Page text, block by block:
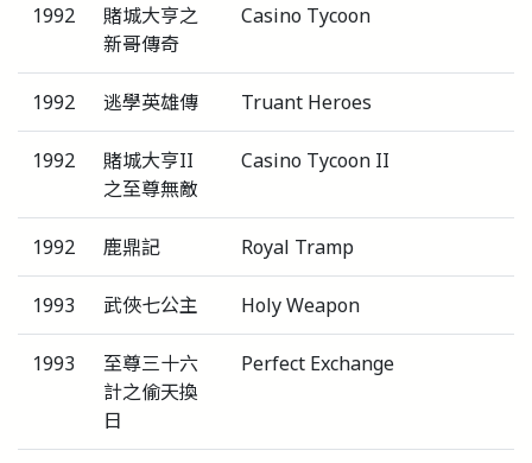
1992
賭城大亨之
新哥傳奇
Casino Tycoon
1992 逃學英雄傳 Truant Heroes
1992
賭城大亨II
之至尊無敵
Casino Tycoon II
1992 鹿鼎記 Royal Tramp
1993 武俠七公主 Holy Weapon
1993
至尊三十六
計之偷天換
日
Perfect Exchange